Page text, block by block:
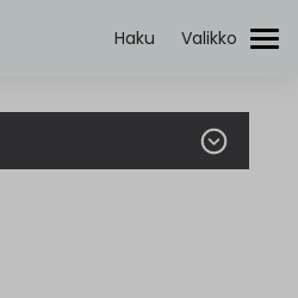
Etsi:
Haku Valikko